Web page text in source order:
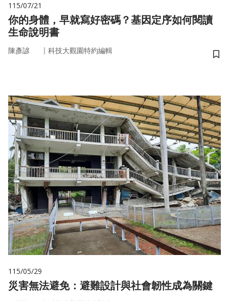
115/07/21
你的身體，早就寫好密碼？基因定序如何閱讀
生命說明書
陳彥諺 ｜ 科技大觀園特約編輯
儲
115/05/29
災害無法避免：避難設計與社會韌性成為關鍵